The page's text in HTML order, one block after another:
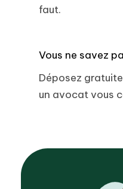
faut.
Vous ne savez
Déposez
un avocat vous